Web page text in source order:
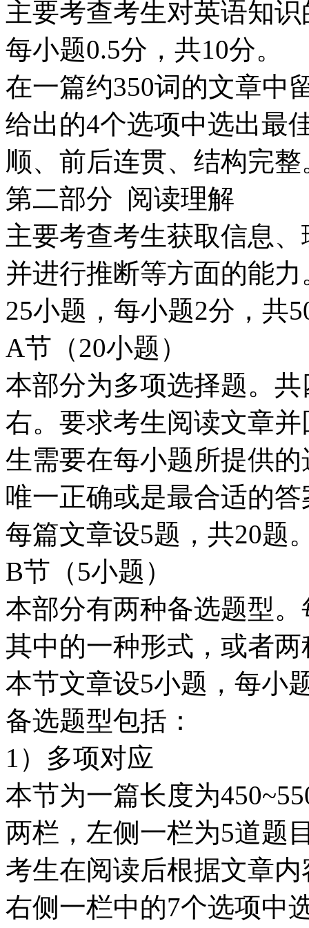
主要考查考生对英语知
每小题0.5分，共10分。
在一篇约350词的文章中
给出的4个选项中选出最
顺、前后连贯、结构完整
第二部分 阅读理解
主要考查考生获取信息
并进行推断等方面的能
25小题，每小题2分，共
A节（20小题）
本部分为多项选择题。
右。要求考生阅读文章
生需要在每小题所提供
唯一正确或是最合适的答
每篇文章设5题，共20题
B节（5小题）
本部分有两种备选题型
其中的一种形式，或者
本节文章设5小题，每小
备选题型包括：
1）多项对应
本节为一篇长度为
两栏，左侧一栏为5道题
考生在阅读后根据文章
右侧一栏中的7个选项中